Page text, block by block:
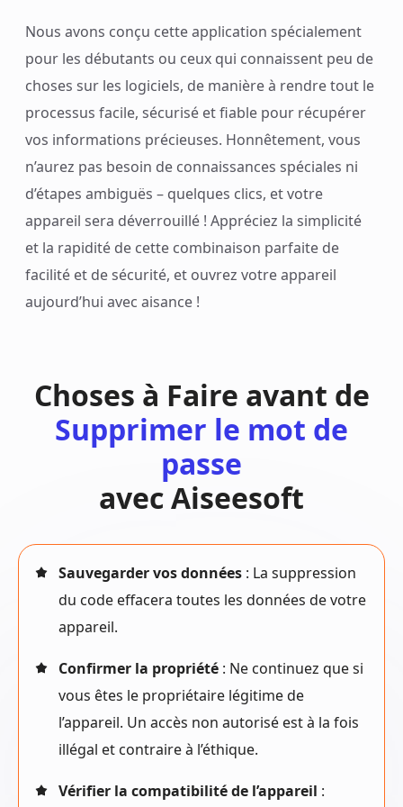
Nous avons conçu cette application spécialement
pour les débutants ou ceux qui connaissent peu de
choses sur les logiciels, de manière à rendre tout le
processus facile, sécurisé et fiable pour récupérer
vos informations précieuses. Honnêtement, vous
n’aurez pas besoin de connaissances spéciales ni
d’étapes ambiguës – quelques clics, et votre
appareil sera déverrouillé ! Appréciez la simplicité
et la rapidité de cette combinaison parfaite de
facilité et de sécurité, et ouvrez votre appareil
aujourd’hui avec aisance !
Choses à Faire avant de
Supprimer le mot de
passe
avec Aiseesoft
Sauvegarder vos données : La suppression
du code effacera toutes les données de votre
appareil.
Confirmer la propriété : Ne continuez que si
vous êtes le propriétaire légitime de
l’appareil. Un accès non autorisé est à la fois
illégal et contraire à l’éthique.
Vérifier la compatibilité de l’appareil :